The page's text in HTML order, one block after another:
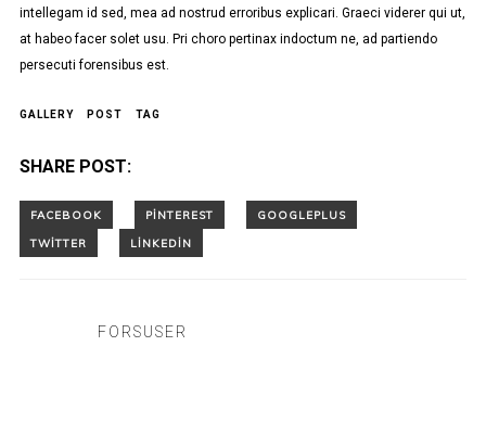
intellegam id sed, mea ad nostrud erroribus explicari. Graeci viderer qui ut,
at habeo facer solet usu. Pri choro pertinax indoctum ne, ad partiendo
persecuti forensibus est.
GALLERY POST TAG
SHARE POST:
FORSUSER